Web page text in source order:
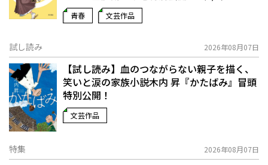
青春 文芸作品
試し読み 2026年08月07日
【試し読み】血のつながらない親子を描く、
笑いと涙の家族小説――木内 昇『かたばみ』冒頭
特別公開！
文芸作品
特集 2026年08月07日